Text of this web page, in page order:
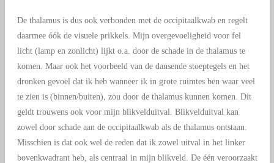
De thalamus is dus ook verbonden met de occipitaalkwab en regelt
daarmee óók de visuele prikkels. Mijn overgevoeligheid voor fel
licht (lamp en zonlicht) lijkt o.a. door de schade in de thalamus te
komen. Maar ook het voorbeeld van de dansende stoeptegels en het
dronken gevoel dat ik heb wanneer ik in grote ruimtes ben waar veel
te zien is (binnen/buiten), zou door de thalamus kunnen komen. Dit
geldt trouwens ook voor mijn blikvelduitval. Blikvelduitval kan
zowel door schade aan de occipitaalkwab als de thalamus ontstaan.
Misschien is dat ook wel de reden dat ik zowel uitval in het linker
bovenkwadrant heb, als centraal in mijn blikveld. De één veroorzaakt